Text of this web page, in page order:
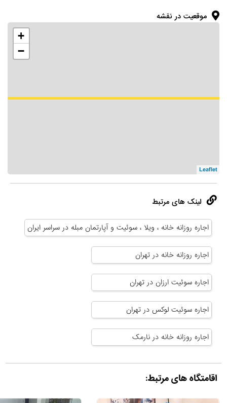
موقعیت در نقشه
+
−
Leaflet
لینک های مرتبط
اجاره روزانه خانه ، ویلا ، سوئیت و آپارتمان مبله در سراسر ایران
اجاره روزانه خانه در تهران
اجاره سوئیت ارزان در تهران
اجاره سوئیت لوکس در تهران
اجاره روزانه خانه در نارمک
اقامتگاه های مرتبط: